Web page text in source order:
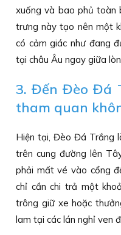
xuống và bao phủ toàn
trưng này tạo nên một
có cảm giác như đang
tại châu Âu ngay giữa
3. Đến Đèo Đá
tham quan
Hiện tại, Đèo Đá Trắng
trên cung đường lên
phải mất vé vào cổng
chỉ cần chi trả một
trông giữ xe hoặc
lam tại các lán nghỉ ven